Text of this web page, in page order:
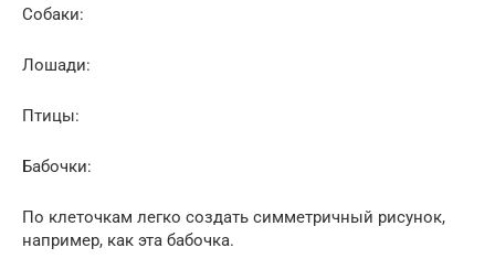
Собаки:
Лошади:
Птицы:
Бабочки:
По клеточкам легко создать симметричный рисунок,
например, как эта бабочка.